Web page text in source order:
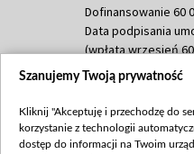
Dofinansowanie 60
Data podpisania
(wpłata wrzesień
Dofinansowanie 635
(wpłata wrzesień
mln, listopad 265
Szanujemy Twoją prywatność
Kliknij "Akceptuję i przechodzę do
korzystanie z technologii
dostęp do informacji na Twoim